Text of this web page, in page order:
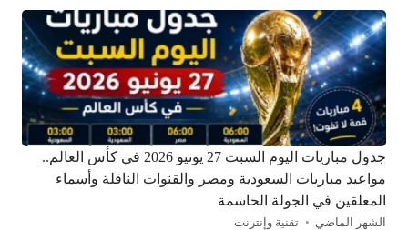
جدول مباريات اليوم السبت 27 يونيو 2026 في كأس العالم..
مواعيد مباريات السعودية ومصر والقنوات الناقلة وأسماء
المعلقين في الجولة الحاسمة
الشهر الماضي تقنية وإنترنت